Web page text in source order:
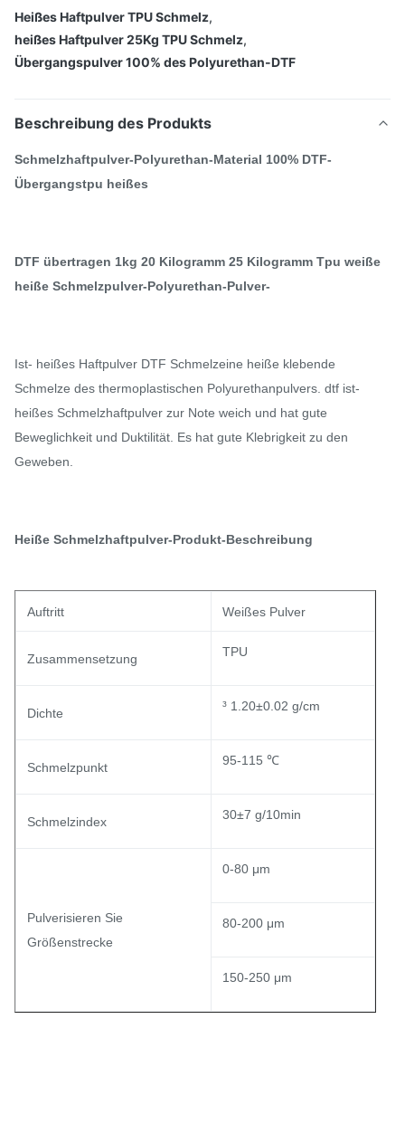
Heißes Haftpulver TPU Schmelz,
heißes Haftpulver 25Kg TPU Schmelz,
Übergangspulver 100% des Polyurethan-DTF
Beschreibung des Produkts
Schmelzhaftpulver-Polyurethan-Material 100% DTF-
Übergangstpu heißes
DTF übertragen 1kg 20 Kilogramm 25 Kilogramm Tpu weiße
heiße Schmelzpulver-Polyurethan-Pulver-
Ist- heißes Haftpulver DTF Schmelzeine heiße klebende
Schmelze des thermoplastischen Polyurethanpulvers. dtf ist-
heißes Schmelzhaftpulver zur Note weich und hat gute
Beweglichkeit und Duktilität. Es hat gute Klebrigkeit zu den
Geweben.
Heiße Schmelzhaftpulver-Produkt-Beschreibung
Auftritt Weißes Pulver
Zusammensetzung TPU
Dichte ³ 1.20±0.02 g/cm
Schmelzpunkt 95-115 ℃
Schmelzindex 30±7 g/10min
Pulverisieren Sie
Größenstrecke
0-80 μm
80-200 μm
150-250 μm